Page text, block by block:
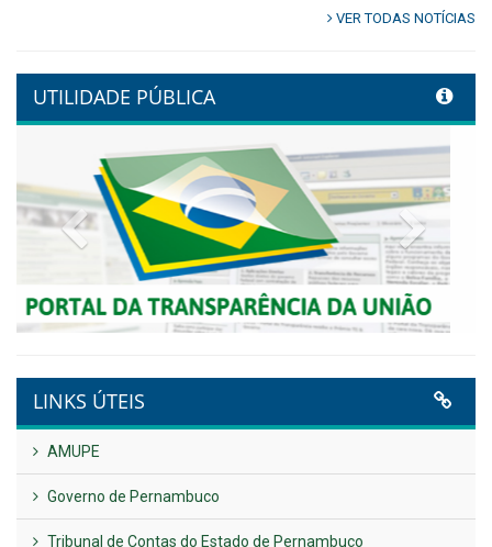
alinhamento estratégico do
Conecta+ Tamandaré.
NOTA DE PESAR E LUTO OFICIAL
Publicado em: 9 de junho de 2026
Plano Diretor – 2026
Publicado em: 14 de maio de 2026
VER TODAS NOTÍCIAS
UTILIDADE PÚBLICA